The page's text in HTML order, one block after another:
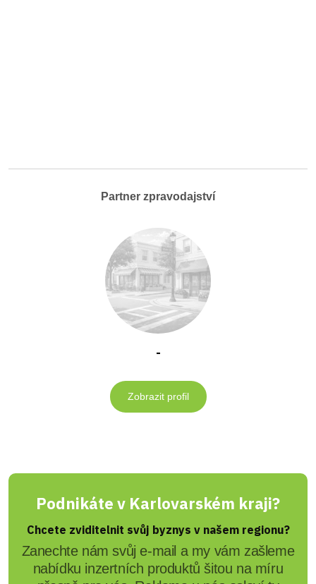
Partner zpravodajství
-
Zobrazit profil
Podnikáte v Karlovarském kraji?
Chcete zviditelnit svůj byznys v našem regionu?
Zanechte nám svůj e-mail a my vám zašleme
nabídku inzertních produktů šitou na míru